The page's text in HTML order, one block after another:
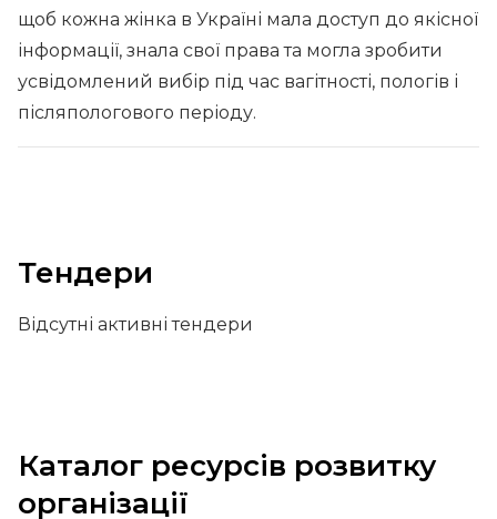
щоб кожна жінка в Україні мала доступ до якісної
інформації, знала свої права та могла зробити
усвідомлений вибір під час вагітності, пологів і
післяпологового періоду.
Тендери
Відсутні активні тендери
Каталог ресурсів розвитку
організації